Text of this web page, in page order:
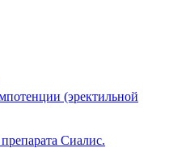
(эректильной
Сиалис.